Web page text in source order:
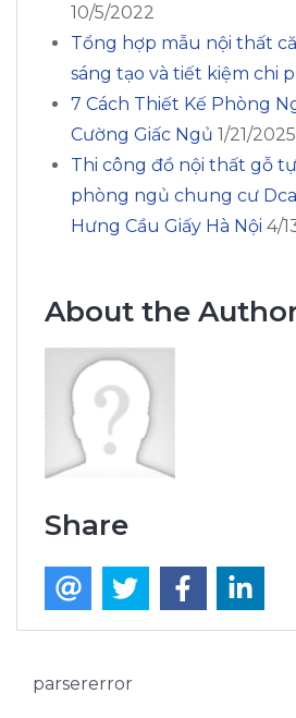
10/5/2022
Tổng hợp mẫu nội thất
sáng tạo và tiết kiệm chi
7 Cách Thiết Kế Phòng
Cường Giấc Ngủ 1/21/2025
Thi công đồ nội thất gỗ
phòng ngủ chung cư
Hưng Cầu Giấy Hà Nội 4/
About the
Share
parsererror